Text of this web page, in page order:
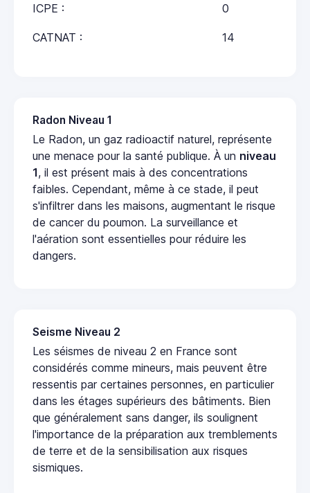
ICPE : 0
CATNAT : 14
Radon Niveau 1
Le Radon, un gaz radioactif naturel, représente
une menace pour la santé publique. À un niveau
1, il est présent mais à des concentrations
faibles. Cependant, même à ce stade, il peut
s'infiltrer dans les maisons, augmentant le risque
de cancer du poumon. La surveillance et
l'aération sont essentielles pour réduire les
dangers.
Seisme Niveau 2
Les séismes de niveau 2 en France sont
considérés comme mineurs, mais peuvent être
ressentis par certaines personnes, en particulier
dans les étages supérieurs des bâtiments. Bien
que généralement sans danger, ils soulignent
l'importance de la préparation aux tremblements
de terre et de la sensibilisation aux risques
sismiques.